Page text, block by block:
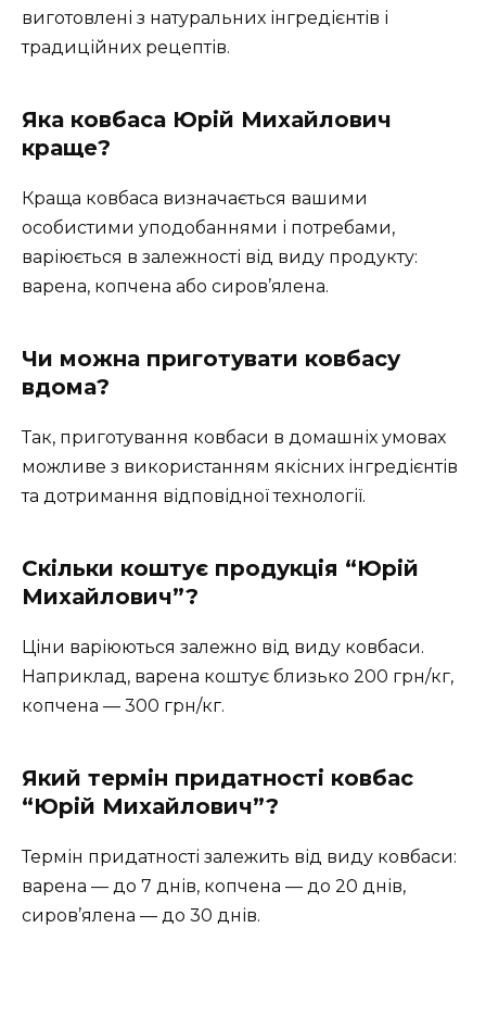
виготовлені з натуральних інгредієнтів і
традиційних рецептів.
Яка ковбаса Юрій Михайлович
краще?
Краща ковбаса визначається вашими
особистими уподобаннями і потребами,
варіюється в залежності від виду продукту:
варена, копчена або сиров’ялена.
Чи можна приготувати ковбасу
вдома?
Так, приготування ковбаси в домашніх умовах
можливе з використанням якісних інгредієнтів
та дотримання відповідної технології.
Скільки коштує продукція “Юрій
Михайлович”?
Ціни варіюються залежно від виду ковбаси.
Наприклад, варена коштує близько 200 грн/кг,
копчена — 300 грн/кг.
Який термін придатності ковбас
“Юрій Михайлович”?
Термін придатності залежить від виду ковбаси:
варена — до 7 днів, копчена — до 20 днів,
сиров’ялена — до 30 днів.